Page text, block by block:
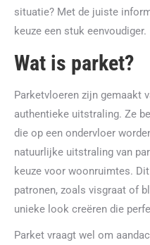
situatie? Met de juiste
keuze een stuk eenvoudiger.
Wat is parket?
Parketvloeren zijn gemaakt
authentieke uitstraling. Ze
die op een ondervloer
natuurlijke uitstraling van
keuze voor woonruimtes.
patronen, zoals visgraat of
unieke look creëren die
Parket vraagt wel om